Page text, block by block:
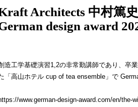
Architects 中村篤
design award
造工学基礎演習1,2の非常勤講師であり、卒
「高山ホテル cup of tea ensemble」で
www.german-design-award.com/en/the-